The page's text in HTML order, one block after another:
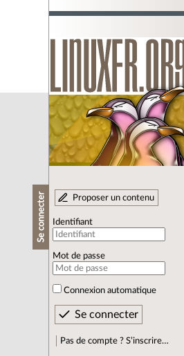
Se connecter Proposer un contenu
Identifiant
Mot de passe
Connexion automatique
Pas de compte ? S’inscrire…